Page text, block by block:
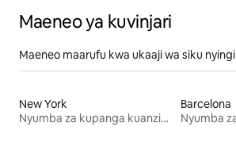
Maeneo ya kuvinjari
Maeneo maarufu kwa ukaaji wa siku nyingi
New York
Nyumba za kupanga kuanzia mwezi mmoja
Barcelona